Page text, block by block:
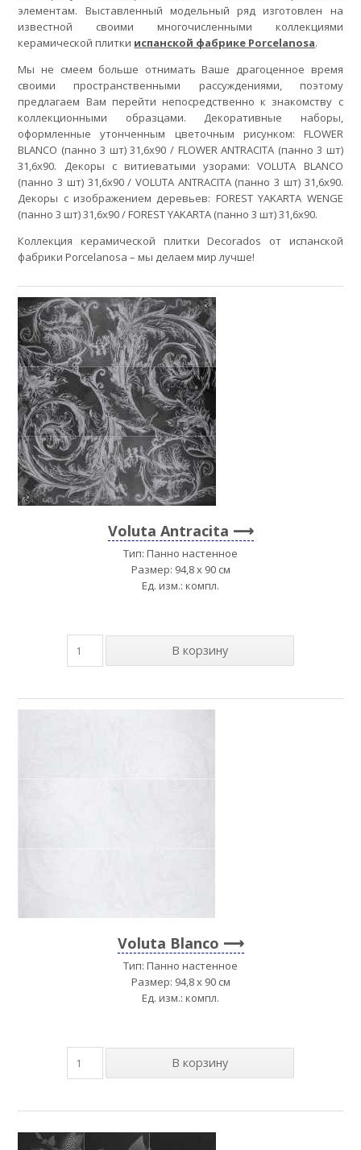
элементам. Выставленный модельный ряд изготовлен на
известной своими многочисленными коллекциями
керамической плитки испанской фабрике Porcelanosa.
Мы не смеем больше отнимать Ваше драгоценное время
своими пространственными рассуждениями, поэтому
предлагаем Вам перейти непосредственно к знакомству с
коллекционными образцами. Декоративные наборы,
оформленные утонченным цветочным рисунком: FLOWER
BLANCO (панно 3 шт) 31,6x90 / FLOWER ANTRACITA (панно 3 шт)
31,6x90. Декоры с витиеватыми узорами: VOLUTA BLANCO
(панно 3 шт) 31,6x90 / VOLUTA ANTRACITA (панно 3 шт) 31,6x90.
Декоры с изображением деревьев: FOREST YAKARTA WENGE
(панно 3 шт) 31,6x90 / FOREST YAKARTA (панно 3 шт) 31,6x90.
Коллекция керамической плитки Decorados от испанской
фабрики Porcelanosa – мы делаем мир лучше!
Voluta Antracita
Тип: Панно настенное
Размер: 94,8 x 90 см
Ед. изм.: компл.
Voluta Blanco
Тип: Панно настенное
Размер: 94,8 x 90 см
Ед. изм.: компл.